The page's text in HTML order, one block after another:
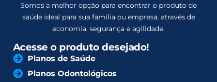
Somos a melhor opção para encontrar o produto de
saúde ideal para sua família ou empresa, através de
economia, segurança e agilidade.
Acesse o produto desejado!
Planos de Saúde
Planos Odontológicos